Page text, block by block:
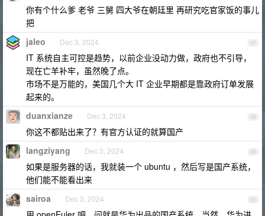
你有个什么爹 老爷 三舅 四大爷在朝廷里 再研究吃官家饭的事儿
把
47
jaleo Dec 3, 2024
IT 系统自主可控是趋势，以前企业没动力做，政府也不引导，
现在亡羊补牢，虽然晚了点。
市场不是万能的，美国几个大 IT 企业早期都是靠政府订单发展
起来的。
48
duanxianze Dec 3, 2024
你这不都贴出来了？有官方认证的就算国产
49
langziyang Dec 3, 2024
如果是服务器的话，我就装一个 ubuntu ，然后写是国产系统，
他们能不能看出来
50
sairoa Dec 3, 2024